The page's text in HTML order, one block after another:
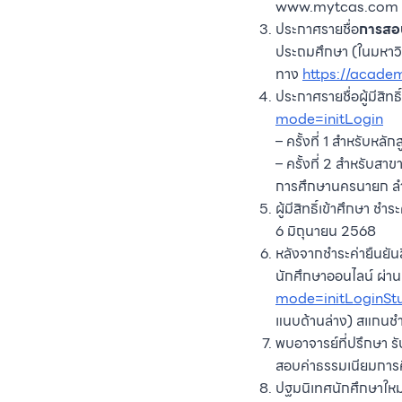
www.mytcas.com
ประกาศรายชื่อการส
ประถมศึกษา (ในมห
ทาง https://
ประกาศรายชื่อผู้มีสิท
mode=initLogin
– ครั้งที่ 1 สำหรับหลั
– ครั้งที่ 2 สำหรับสา
การศึกษานครนายก
ผู้มีสิทธิ์เข้าศึกษา ชำ
6 มิถุนายน 2568
หลังจากชำระค่ายืนยั
นักศึกษาออนไลน์ ผ่า
แนบด้านล่าง) สแกนช
พบอาจารย์ที่ปรึกษา รั
สอบค่าธรรมเนียมกา
ปฐมนิเทศนักศึกษาใ